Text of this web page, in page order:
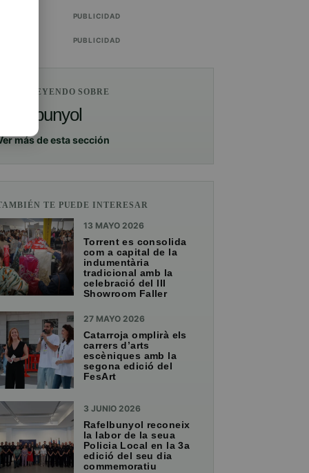
PUBLICIDAD
PUBLICIDAD
LEYENDO SOBRE
más de esta sección
TE PUEDE INTERESAR
13 MAYO 2026
Torrent es consolida
com a capital de la
indumentària
tradicional amb la
celebració del III
Showroom Faller
27 MAYO 2026
Catarroja omplirà els
carrers d’arts
escèniques amb la
segona edició del
FesArt
3 JUNIO 2026
Rafelbunyol reconeix
la labor de la seua
Policia Local en la 3a
edició del seu dia
commemoratiu